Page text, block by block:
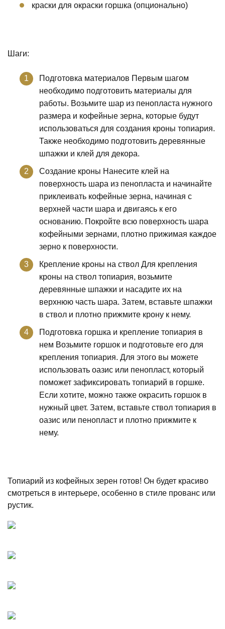
краски для окраски горшка (опционально)
Шаги:
Подготовка материалов Первым шагом
необходимо подготовить материалы для
работы. Возьмите шар из пенопласта нужного
размера и кофейные зерна, которые будут
использоваться для создания кроны топиария.
Также необходимо подготовить деревянные
шпажки и клей для декора.
Создание кроны Нанесите клей на
поверхность шара из пенопласта и начинайте
приклеивать кофейные зерна, начиная с
верхней части шара и двигаясь к его
основанию. Покройте всю поверхность шара
кофейными зернами, плотно прижимая каждое
зерно к поверхности.
Крепление кроны на ствол Для крепления
кроны на ствол топиария, возьмите
деревянные шпажки и насадите их на
верхнюю часть шара. Затем, вставьте шпажки
в ствол и плотно прижмите крону к нему.
Подготовка горшка и крепление топиария в
нем Возьмите горшок и подготовьте его для
крепления топиария. Для этого вы можете
использовать оазис или пенопласт, который
поможет зафиксировать топиарий в горшке.
Если хотите, можно также окрасить горшок в
нужный цвет. Затем, вставьте ствол топиария в
оазис или пенопласт и плотно прижмите к
нему.
Топиарий из кофейных зерен готов! Он будет красиво
смотреться в интерьере, особенно в стиле прованс или
рустик.